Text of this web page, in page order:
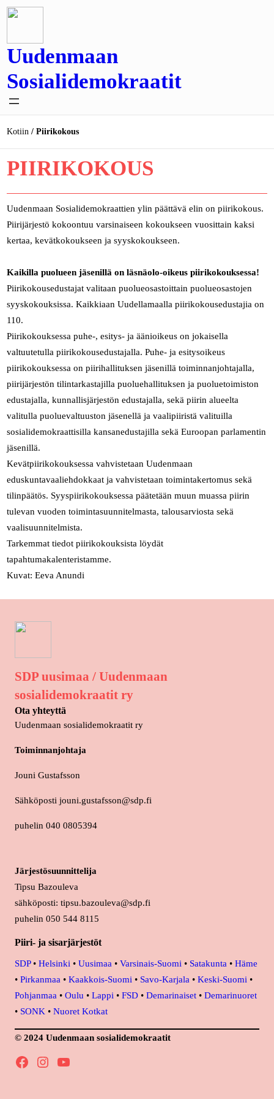
Siirry
Uudenmaan
Sosialidemokraatit
Kotiin Piirikokous
PIIRIKOKOUS
Uudenmaan Sosialidemokraattien ylin päättävä elin on piirikokous.
Piirijärjestö kokoontuu varsinaiseen kokoukseen vuosittain kaksi
kertaa, kevätkokoukseen ja syyskokoukseen.
Kaikilla puolueen jäsenillä on läsnäolo-oikeus piirikokouksessa!
Piirikokousedustajat valitaan puolueosastoittain puolueosastojen
syyskokouksissa. Kaikkiaan Uudellamaalla piirikokousedustajia on
110.
Piirikokouksessa puhe-, esitys- ja äänioikeus on jokaisella
valtuutetulla piirikokousedustajalla. Puhe- ja esitysoikeus
piirikokouksessa on piirihallituksen jäsenillä toiminnanjohtajalla,
piirijärjestön tilintarkastajilla puoluehallituksen ja puoluetoimiston
edustajalla, kunnallisjärjestön edustajalla, sekä piirin alueelta
valitulla puoluevaltuuston jäsenellä ja vaalipiiristä valituilla
sosialidemokraattisilla kansanedustajilla sekä Euroopan parlamentin
jäsenillä.
Kevätpiirikokouksessa vahvistetaan Uudenmaan
eduskuntavaaliehdokkaat ja vahvistetaan toimintakertomus sekä
tilinpäätös. Syyspiirikokouksessa päätetään muun muassa piirin
tulevan vuoden toimintasuunnitelmasta, talousarviosta sekä
vaalisuunnitelmista.
Tarkemmat tiedot piirikokouksista löydät
tapahtumakalenteristamme.
Kuvat: Eeva Anundi
SDP uusimaa / Uudenmaan
sosialidemokraatit ry
Ota yhteyttä
Uudenmaan sosialidemokraatit ry
Toiminnanjohtaja
Jouni Gustafsson
Sähköposti jouni.gustafsson@sdp.fi
puhelin 040 0805394
Järjestösuunnittelija
Tipsu Bazouleva
sähköposti: tipsu.bazouleva@sdp.fi
puhelin 050 544 8115
Piiri- ja sisarjärjestöt
SDP• Helsinki • Uusimaa • Varsinais-Suomi • Satakunta • Häme
• Pirkanmaa • Kaakkois-Suomi • Savo-Karjala • Keski-Suomi •
Pohjanmaa • Oulu • Lappi • FSD • Demarinaiset • Demarinuoret
• SONK • Nuoret Kotkat
© 2024 Uudenmaan sosialidemokraatit
Facebook Instagram YouTube